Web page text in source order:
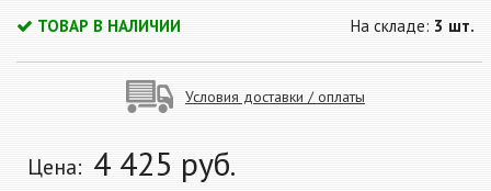
ТОВАР В НАЛИЧИИ На складе: 3 шт.
Условия доставки / оплаты
Цена: 4 425 руб.